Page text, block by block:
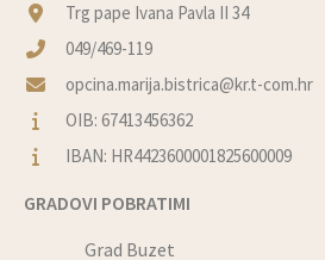
Trg pape Ivana Pavla II 34
049/469-119
opcina.marija.bistrica@kr.t-com.hr
OIB: 67413456362
IBAN: HR4423600001825600009
GRADOVI POBRATIMI
Grad Buzet